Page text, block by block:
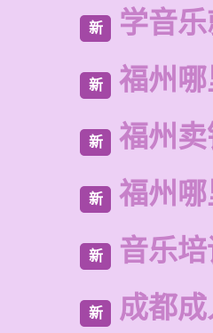
新 学音
新 福州
新 福州
新 福州
新 音乐
新 成都